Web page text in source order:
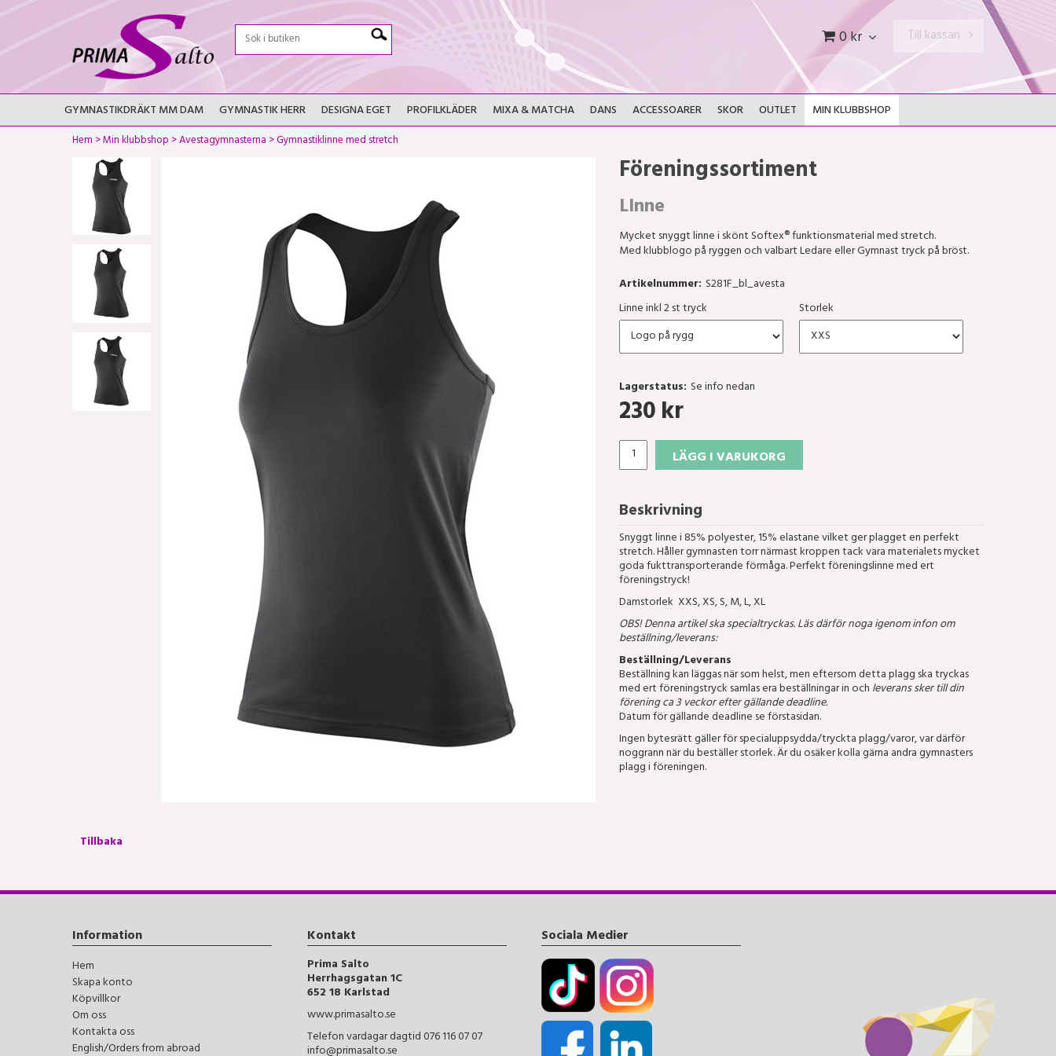
0 kr Till kassan
GYMNASTIKDRÄKT MM DAM GYMNASTIK HERR DESIGNA EGET PROFILKLÄDER MIXA & MATCHA DANS ACCESSOARER SKOR OUTLET MIN KLUBBSHOP
Hem >Min klubbshop >Avestagymnasterna >Gymnastiklinne med stretch
Föreningssortiment
LInne
Mycket snyggt linne i skönt Softex® funktionsmaterial med stretch.
Med klubblogo på ryggen och valbart Ledare eller Gymnast tryck på bröst.
Artikelnummer: S281F_bl_avesta
Linne inkl 2 st tryck
Storlek
Lagerstatus: Se info nedan
230kr
LÄGG I VARUKORG
Beskrivning
Snyggt linne i 85% polyester, 15% elastane vilket ger plagget en perfekt
stretch. Håller gymnasten torr närmast kroppen tack vara materialets mycket
goda fukttransporterande förmåga. Perfekt föreningslinne med ert
föreningstryck!
Damstorlek XXS, XS, S, M, L, XL
OBS! Denna artikel ska specialtryckas. Läs därför noga igenom infon om
beställning/leverans:
Beställning/Leverans
Beställning kan läggas när som helst, men eftersom detta plagg ska tryckas
med ert föreningstryck samlas era beställningar in ochleverans sker till din
förening ca 3 veckor efter gällande deadline.
Datum för gällande deadline se förstasidan.
Ingen bytesrätt gäller för specialuppsydda/tryckta plagg/varor, var därför
noggrann när du beställer storlek. Är du osäker kolla gärna andra gymnasters
plagg i föreningen.
Tillbaka
Information
Hem
Skapa konto
Köpvillkor
Om oss
Kontakta oss
English/Orders from abroad
Kontakt
Prima Salto
Herrhagsgatan 1C
652 18 Karlstad
www.primasalto.se
Telefon vardagar dagtid 076 116 07 07
info@primasalto.se
Sociala Medier